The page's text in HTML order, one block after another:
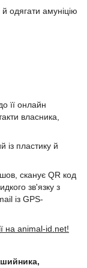
одягати амуніцію
її онлайн
власника,
із пластику й
сканує QR код
зв'язку з
із GPS-
на animal-id.net!